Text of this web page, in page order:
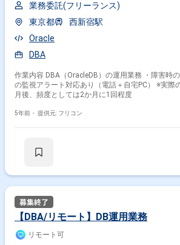
業務委託(フリーランス)
東京都
西新宿駅
Oracle
DBA
作業内容 DBA（OracleDB）の運用業務 ・障害時
の監視アラート対応あり（電話＋自宅PC） ※実際
月後、頻度としては2か月に1回程度
5年前・ 提供元: フリコン
【DBA/リモート】DB運用業務
リモート可